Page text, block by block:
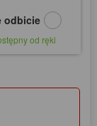
odbicie
od ręki